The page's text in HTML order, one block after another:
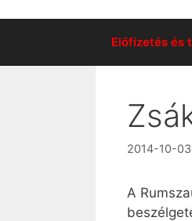
Előfizetés és
2014-10-03
A